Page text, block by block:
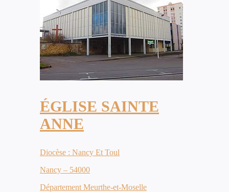
ÉGLISE SAINTE
ANNE
Diocèse : Nancy Et Toul
Nancy – 54000
Département Meurthe-et-Moselle